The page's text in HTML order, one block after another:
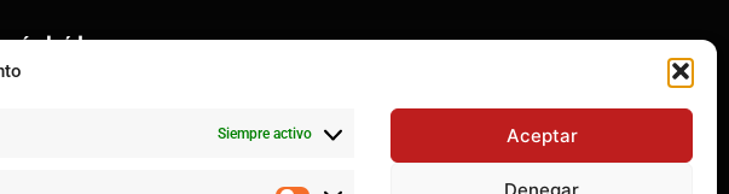
Siempre activo Aceptar
Denegar
leído
Kaisen: Cuando El Shōnen Decidió Crecer Sin Renunciar a Su Esencia
lidera el superávit en financiación autonómica en 2024 mientras